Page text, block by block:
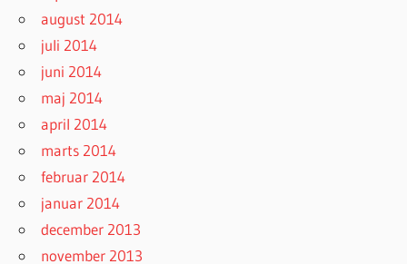
august 2014
juli 2014
juni 2014
maj 2014
april 2014
marts 2014
februar 2014
januar 2014
december 2013
november 2013